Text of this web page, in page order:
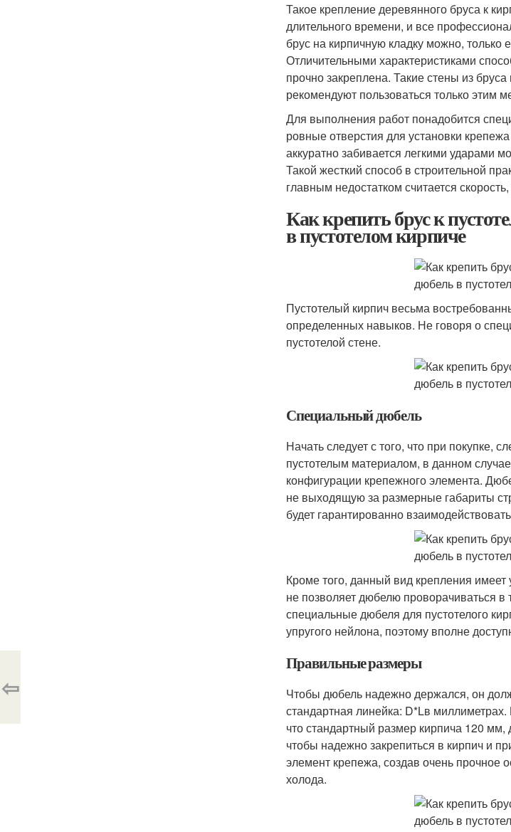
Такое крепление деревянного бруса к
длительного времени, и все
брус на кирпичную кладку можно,
Отличительными характеристиками
прочно закреплена. Такие стены из
рекомендуют пользоваться только этим
Для выполнения работ понадобится
ровные отверстия для установки
аккуратно забивается легкими ударами
Такой жесткий способ в строительной
главным недостатком считается
Как крепить брус к
в пустотелом кирпиче
Пустотелый кирпич весьма
определенных навыков. Не говоря о
пустотелой стене.
Специальный дюбель
Начать следует с того, что при покупке,
пустотелым материалом, в данном
конфигурации крепежного элемента.
не выходящую за размерные габариты
будет гарантированно
Кроме того, данный вид крепления
не позволяет дюбелю проворачиваться в
специальные дюбеля для пустотелого
упругого нейлона, поэтому вполне
Правильные размеры
Чтобы дюбель надежно держался, он
стандартная линейка: D*Lв
что стандартный размер кирпича 120
чтобы надежно закрепиться в кирпич и
элемент крепежа, создав очень прочное
холода.
⇦